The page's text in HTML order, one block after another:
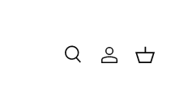
Recherche
Se